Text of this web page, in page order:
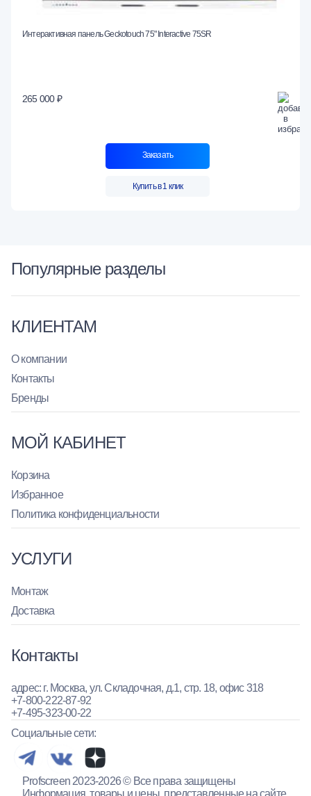
Интерактивная панель Geckotouch 75" Interactive 75SR
265 000 ₽
Заказать
Купить в 1 клик
Популярные разделы
КЛИЕНТАМ
О компании
Контакты
Бренды
МОЙ КАБИНЕТ
Корзина
Избранное
Политика конфиденциальности
УСЛУГИ
Монтаж
Доставка
Контакты
адрес: г. Москва, ул. Складочная, д.1, стр. 18, офис 318
+7-800-222-87-92
+7-495-323-00-22
Социальные сети:
Profscreen 2023-2026 © Все права защищены